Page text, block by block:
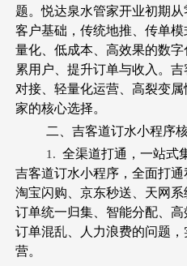
题。悦达泉水管家开业初期
客户基础，传统地推、传单
量化、低成本、高效果的数
累用户、提升订单与收入。
对接、轻量化运营、高裂变
家的核心选择。
二、吉客道订水小程序
1. 全渠道打通，一站式
吉客道订水小程序，全面打通
淘宝闪购、京东秒送、天网
订单统一归集、智能分配、高
订单混乱、人力浪费的问题
营。